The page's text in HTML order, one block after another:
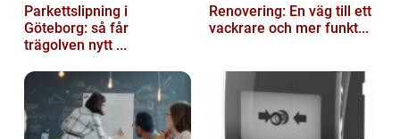
Parkettslipning i
Göteborg: så får
trägolven nytt ...
Renovering: En väg till ett
vackrare och mer funkt...